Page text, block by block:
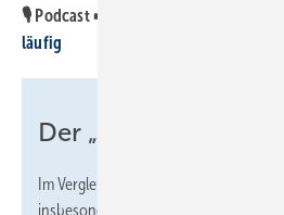
🎙️ Podcast ➡️
läufig
Der „Absturz“
Im Vergleich der ersten fünf 2024er-
insbesondere der schwindende